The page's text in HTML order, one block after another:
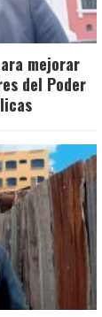
mejorar
del Poder